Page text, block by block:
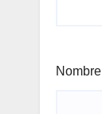
Nombre